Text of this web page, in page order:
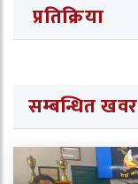
प्रतिक्रिया
सम्बन्धित खवर